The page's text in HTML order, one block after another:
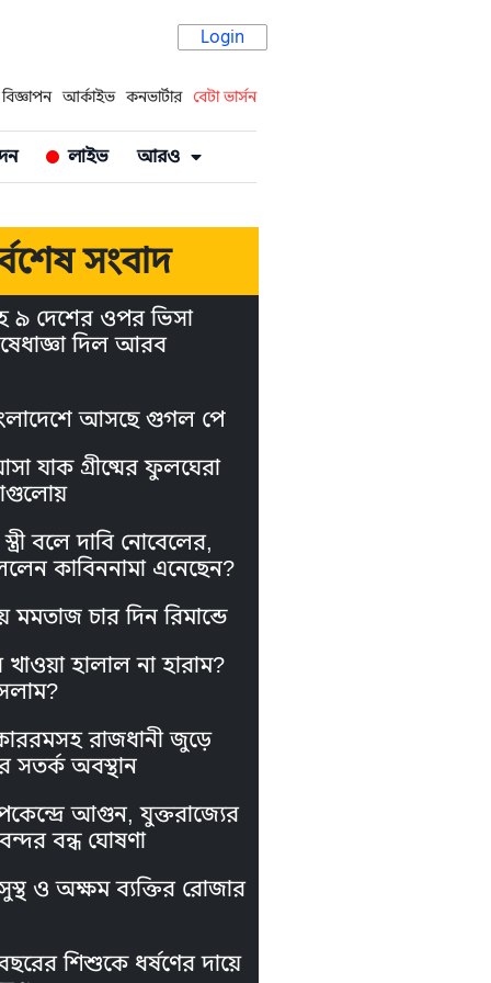
Login
বিজ্ঞাপন আর্কাইভ কনভার্টার বেটা ভার্সন
লাইভ আরও
সংবাদ
৯ দেশের ওপর ভিসা
দিল আরব
আসছে গুগল পে
যাক গ্রীষ্মের ফুলঘেরা
বলে দাবি নোবেলের,
কাবিননামা এনেছেন?
মমতাজ চার দিন রিমান্ডে
হালাল না হারাম?
রাজধানী জুড়ে
সতর্ক অবস্থান
আগুন, যুক্তরাজ্যের
বন্ধ ঘোষণা
ও অক্ষম ব্যক্তির রোজার
শিশুকে ধর্ষণের দায়ে